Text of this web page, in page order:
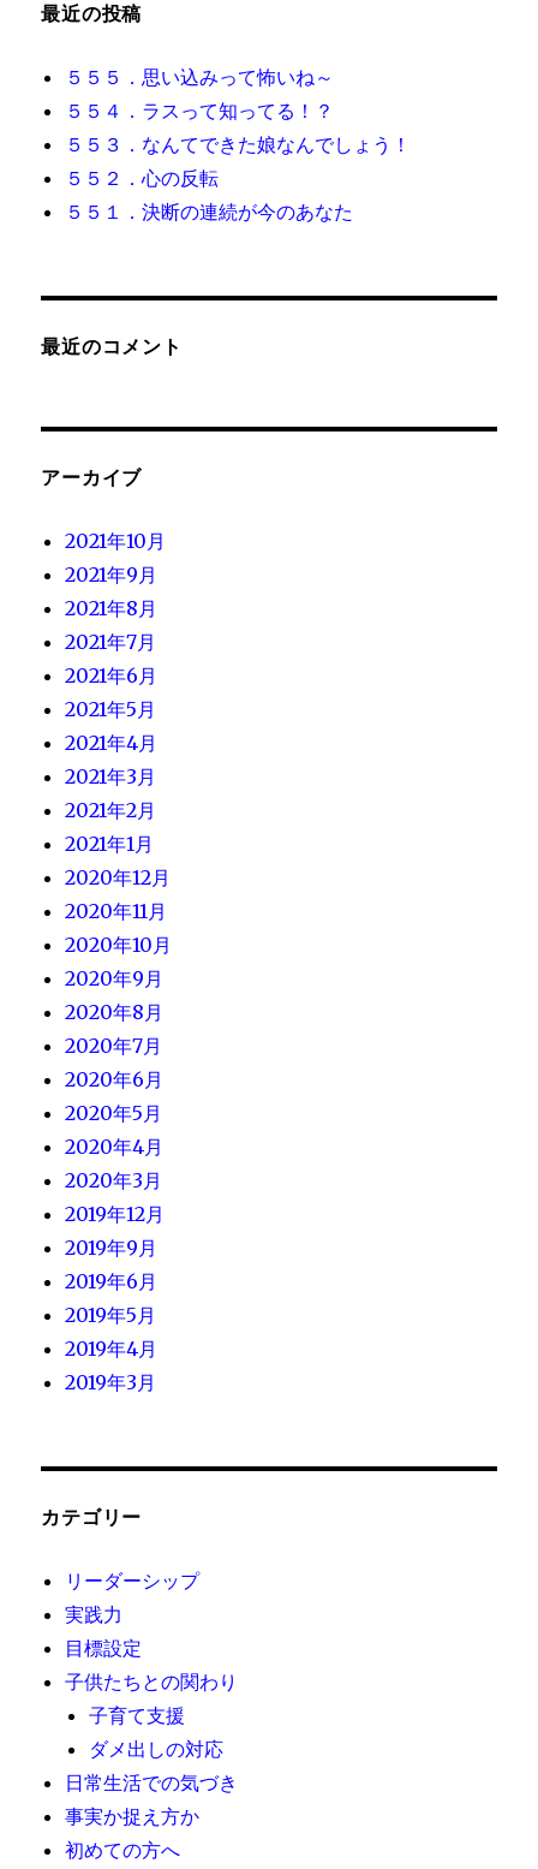
ン
最近の投稿
５５５．思い込みって怖いね～
５５４．ラスって知ってる！？
５５３．なんてできた娘なんでしょう！
５５２．心の反転
５５１．決断の連続が今のあなた
最近のコメント
アーカイブ
2021年10月
2021年9月
2021年8月
2021年7月
2021年6月
2021年5月
2021年4月
2021年3月
2021年2月
2021年1月
2020年12月
2020年11月
2020年10月
2020年9月
2020年8月
2020年7月
2020年6月
2020年5月
2020年4月
2020年3月
2019年12月
2019年9月
2019年6月
2019年5月
2019年4月
2019年3月
カテゴリー
リーダーシップ
実践力
目標設定
子供たちとの関わり
子育て支援
ダメ出しの対応
日常生活での気づき
事実か捉え方か
初めての方へ